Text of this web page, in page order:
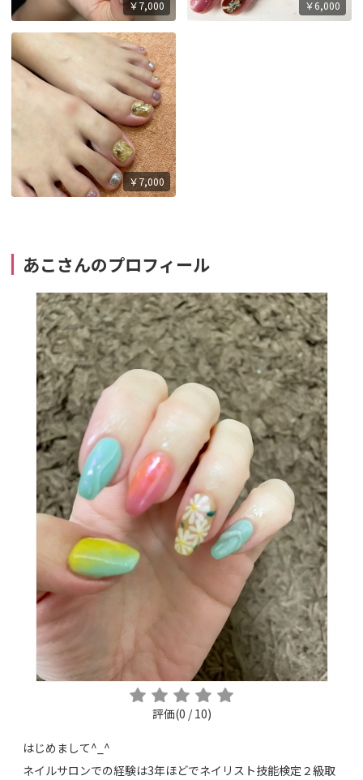
￥7,000 ￥6,000
￥7,000
あこさんのプロフィール
評価(0 / 10)
はじめまして^_^
ネイルサロンでの経験は3年ほどでネイリスト技能検定２級取